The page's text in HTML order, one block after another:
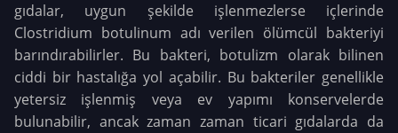
gıdalar, uygun şekilde işlenmezlerse içlerinde
Clostridium botulinum adı verilen ölümcül bakteriyi
barındırabilirler. Bu bakteri, botulizm olarak bilinen
ciddi bir hastalığa yol açabilir. Bu bakteriler genellikle
yetersiz işlenmiş veya ev yapımı konservelerde
bulunabilir, ancak zaman zaman ticari gıdalarda da